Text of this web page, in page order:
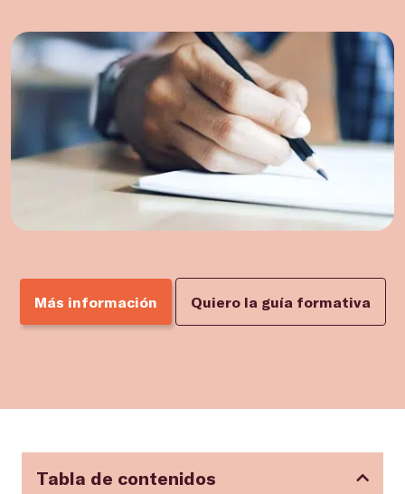
Más información Quiero la guía formativa
Tabla de contenidos